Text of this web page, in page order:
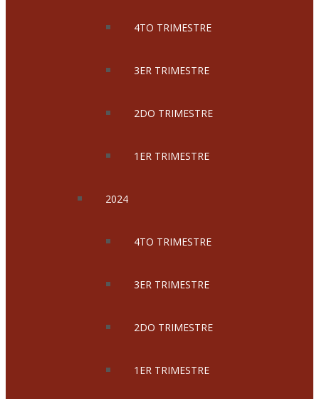
4TO TRIMESTRE
3ER TRIMESTRE
2DO TRIMESTRE
1ER TRIMESTRE
2024
4TO TRIMESTRE
3ER TRIMESTRE
2DO TRIMESTRE
1ER TRIMESTRE